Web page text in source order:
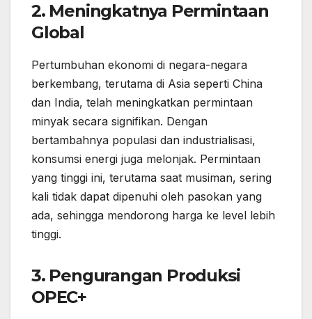
2. Meningkatnya Permintaan
Global
Pertumbuhan ekonomi di negara-negara
berkembang, terutama di Asia seperti China
dan India, telah meningkatkan permintaan
minyak secara signifikan. Dengan
bertambahnya populasi dan industrialisasi,
konsumsi energi juga melonjak. Permintaan
yang tinggi ini, terutama saat musiman, sering
kali tidak dapat dipenuhi oleh pasokan yang
ada, sehingga mendorong harga ke level lebih
tinggi.
3. Pengurangan Produksi
OPEC+